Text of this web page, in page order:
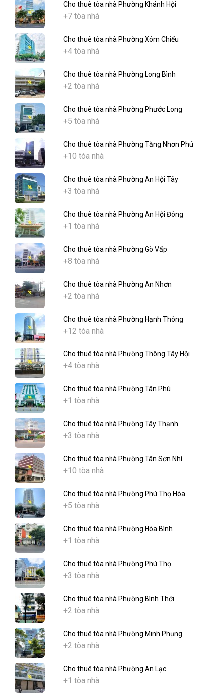
Cho thuê tòa nhà Phường Khánh Hội
+7 tòa nhà
Cho thuê tòa nhà Phường Xóm Chiếu
+4 tòa nhà
Cho thuê tòa nhà Phường Long Bình
+2 tòa nhà
Cho thuê tòa nhà Phường Phước Long
+5 tòa nhà
Cho thuê tòa nhà Phường Tăng Nhơn Phú
+10 tòa nhà
Cho thuê tòa nhà Phường An Hội Tây
+3 tòa nhà
Cho thuê tòa nhà Phường An Hội Đông
+1 tòa nhà
Cho thuê tòa nhà Phường Gò Vấp
+8 tòa nhà
Cho thuê tòa nhà Phường An Nhơn
+2 tòa nhà
Cho thuê tòa nhà Phường Hạnh Thông
+12 tòa nhà
Cho thuê tòa nhà Phường Thông Tây Hội
+4 tòa nhà
Cho thuê tòa nhà Phường Tân Phú
+1 tòa nhà
Cho thuê tòa nhà Phường Tây Thạnh
+3 tòa nhà
Cho thuê tòa nhà Phường Tân Sơn Nhì
+10 tòa nhà
Cho thuê tòa nhà Phường Phú Thọ Hòa
+5 tòa nhà
Cho thuê tòa nhà Phường Hòa Bình
+1 tòa nhà
Cho thuê tòa nhà Phường Phú Thọ
+3 tòa nhà
Cho thuê tòa nhà Phường Bình Thới
+2 tòa nhà
Cho thuê tòa nhà Phường Minh Phụng
+2 tòa nhà
Cho thuê tòa nhà Phường An Lạc
+1 tòa nhà